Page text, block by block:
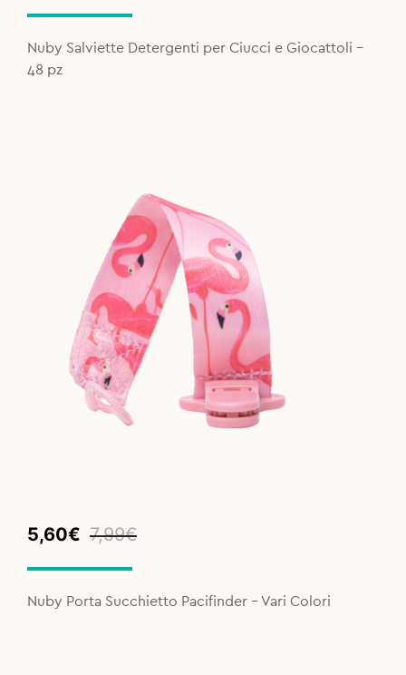
was:
6,99€.
is:
5,00€.
Nuby Salviette Detergenti per Ciucci e Giocattoli -
48 pz
7,99€
Original
was:
7,99€.
5,60€
Current
is:
5,60€.
Nuby Porta Succhietto Pacifinder - Vari Colori